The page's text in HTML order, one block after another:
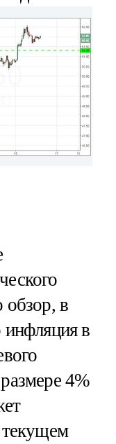
обзор, в
в
4%
текущем